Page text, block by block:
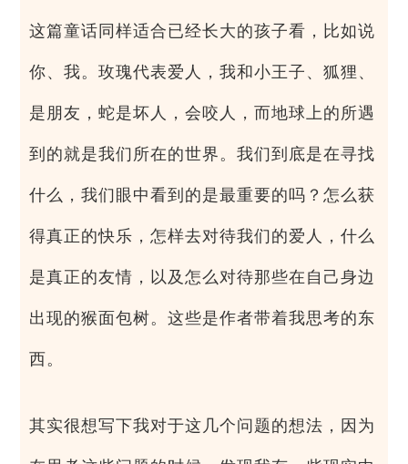
这篇童话同样适合已经长大的孩子看，比如说
你、我。玫瑰代表爱人，我和小王子、狐狸、
是朋友，蛇是坏人，会咬人，而地球上的所遇
到的就是我们所在的世界。我们到底是在寻找
什么，我们眼中看到的是最重要的吗？怎么获
得真正的快乐，怎样去对待我们的爱人，什么
是真正的友情，以及怎么对待那些在自己身边
出现的猴面包树。这些是作者带着我思考的东
西。
其实很想写下我对于这几个问题的想法，因为